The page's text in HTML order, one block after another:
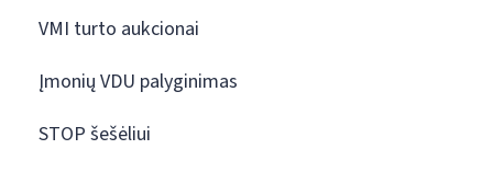
VMI turto aukcionai
Įmonių VDU palyginimas
STOP šešėliui